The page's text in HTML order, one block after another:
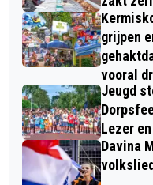
grijpen
vooral
Jeugd
Lezer
Davina